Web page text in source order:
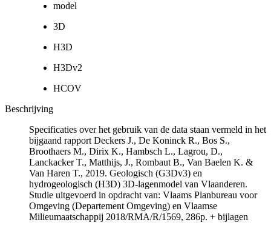
model
3D
H3D
H3Dv2
HCOV
Beschrijving
Specificaties over het gebruik van de data staan vermeld in het
bijgaand rapport Deckers J., De Koninck R., Bos S.,
Broothaers M., Dirix K., Hambsch L., Lagrou, D.,
Lanckacker T., Matthijs, J., Rombaut B., Van Baelen K. &
Van Haren T., 2019. Geologisch (G3Dv3) en
hydrogeologisch (H3D) 3D-lagenmodel van Vlaanderen.
Studie uitgevoerd in opdracht van: Vlaams Planbureau voor
Omgeving (Departement Omgeving) en Vlaamse
Milieumaatschappij 2018/RMA/R/1569, 286p. + bijlagen